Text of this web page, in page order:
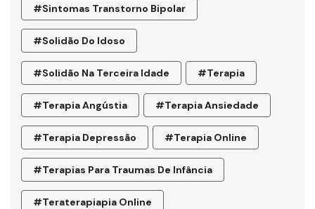
#sintomas Transtorno Bipolar
#solidão Do Idoso
#Solidão Na Terceira Idade #terapia
#terapia Angústia #terapia Ansiedade
#terapia Depressão #terapia Online
#terapias Para Traumas De Infância
#teraterapiapia Online